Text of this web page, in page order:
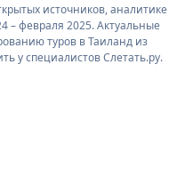
источников, аналитике
– февраля 2025. Актуальные
туров в Таиланд из
у специалистов Слетать.ру.